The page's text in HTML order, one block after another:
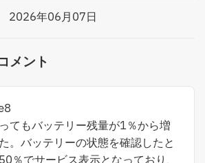
2026年06月07日
メント
てもバッテリー残量が1％から増
。バッテリーの状態を確認したと